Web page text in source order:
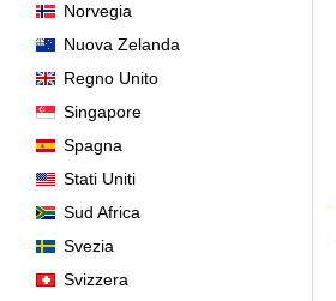
Norvegia
Nuova Zelanda
Regno Unito
Singapore
Spagna
Stati Uniti
Sud Africa
Svezia
Svizzera